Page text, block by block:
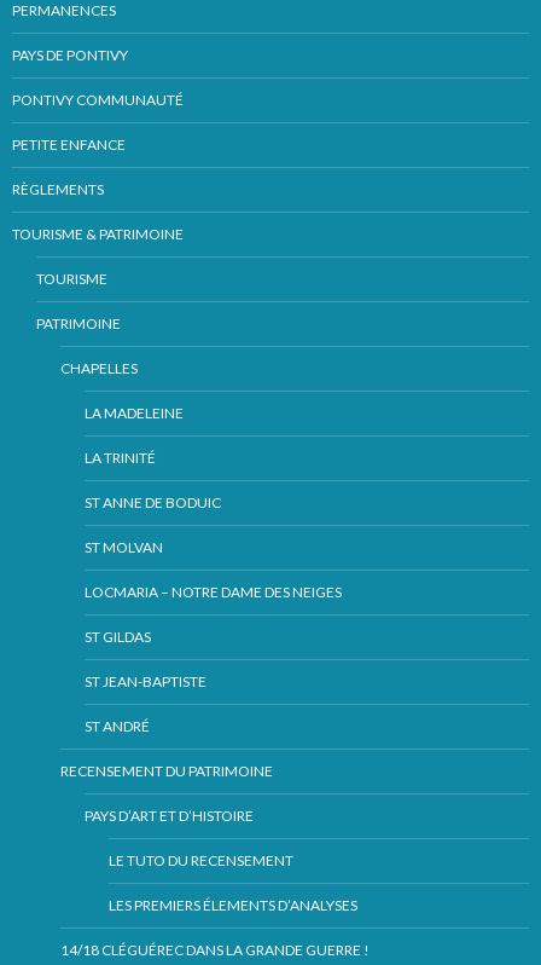
PERMANENCES
PAYS DE PONTIVY
PONTIVY COMMUNAUTÉ
PETITE ENFANCE
RÈGLEMENTS
TOURISME & PATRIMOINE
TOURISME
PATRIMOINE
CHAPELLES
LA MADELEINE
LA TRINITÉ
ST ANNE DE BODUIC
ST MOLVAN
LOCMARIA – NOTRE DAME DES NEIGES
ST GILDAS
ST JEAN-BAPTISTE
ST ANDRÉ
RECENSEMENT DU PATRIMOINE
PAYS D’ART ET D’HISTOIRE
LE TUTO DU RECENSEMENT
LES PREMIERS ÉLEMENTS D’ANALYSES
14/18 CLÉGUÉREC DANS LA GRANDE GUERRE !